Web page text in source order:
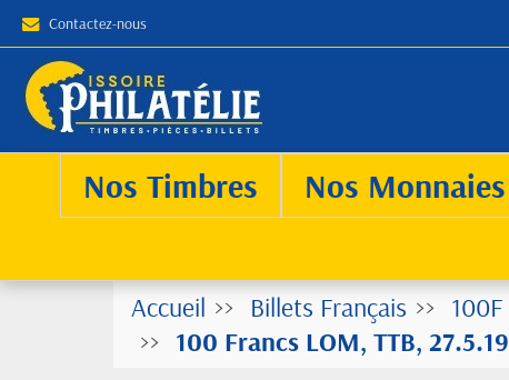
Contactez-nous
Nos Timbres Nos Monnaies
Accueil Billets Français
100 Francs LOM, TTB,